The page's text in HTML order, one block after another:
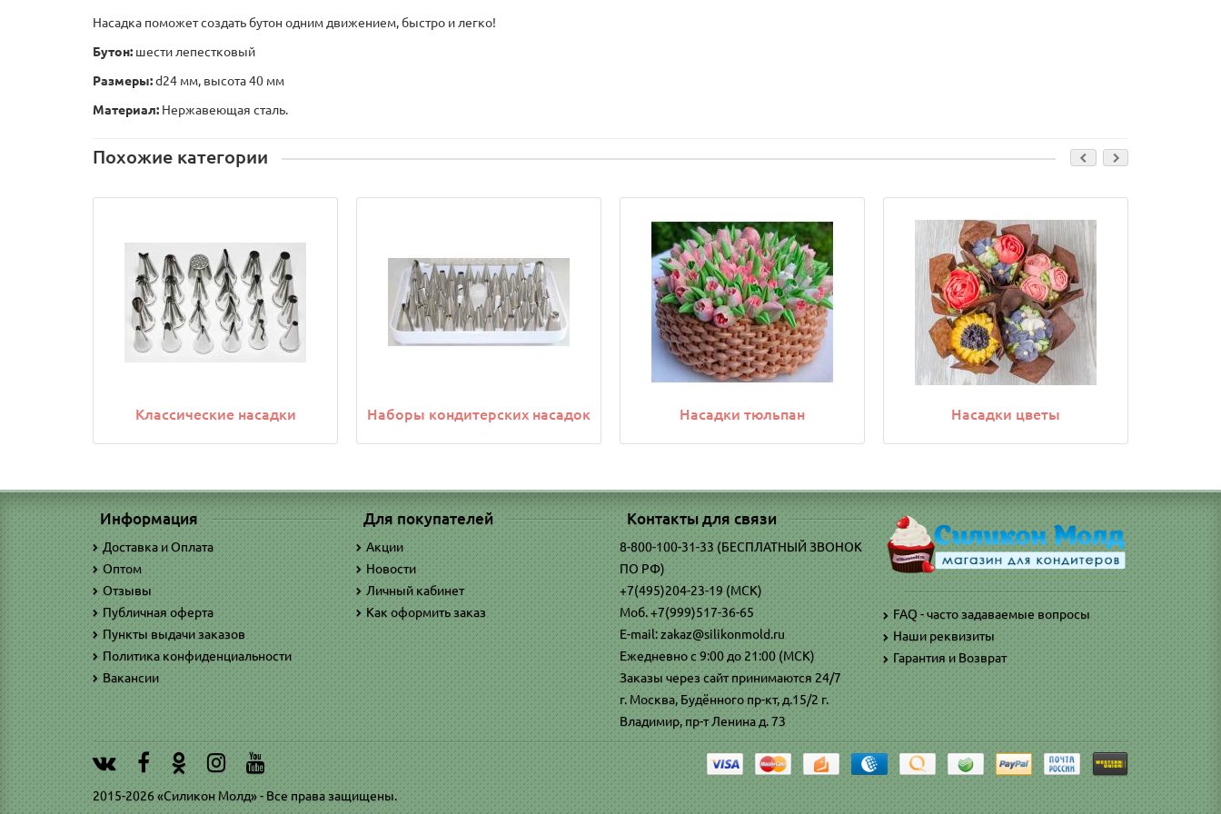
Насадка поможет создать бутон одним движением, быстро и легко!
Бутон: шести лепестковый
Размеры:d24 мм, высота 40 мм
Материал: Нержавеющая сталь.
Похожие категории
Классические насадки Наборы кондитерских насадок Насадки тюльпан Насадки цветы
Информация
Доставка и Оплата
Оптом
Отзывы
Публичная оферта
Пункты выдачи заказов
Политика конфиденциальности
Вакансии
Для покупателей
Акции
Новости
Личный кабинет
Как оформить заказ
Контакты для связи
8-800-100-31-33 (БЕСПЛАТНЫЙ ЗВОНОК
ПО РФ)
+7(495)204-23-19 (МСК)
Моб. +7(999)517-36-65
E-mail: zakaz@silikonmold.ru
Ежедневно с 9:00 до 21:00 (МСК)
Заказы через сайт принимаются 24/7
г. Москва, Будённого пр-кт, д.15/2 г.
Владимир, пр-т Ленина д. 73
FAQ - часто задаваемые вопросы
Наши реквизиты
Гарантия и Возврат
2015-2026 «Силикон Молд» - Все права защищены.